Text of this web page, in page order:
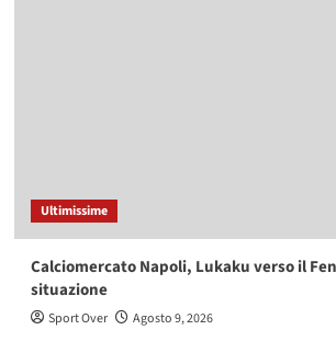
Ultimissime
Calciomercato Napoli, Lukaku verso il
situazione
Sport Over Agosto 9, 2026